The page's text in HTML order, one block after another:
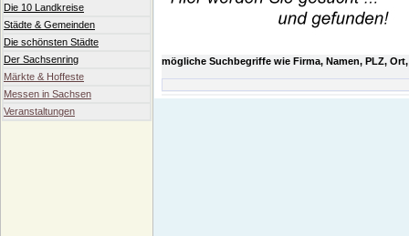
Die 10 Landkreise
Städte & Gemeinden
Die schönsten Städte
Der Sachsenring
Märkte & Hoffeste
Messen in Sachsen
Veranstaltungen
mögliche Suchbegriffe wie Firma, Namen, PLZ,